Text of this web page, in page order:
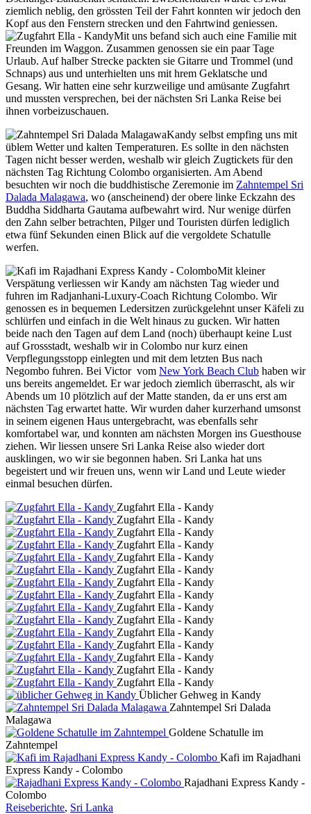
ziemlich neblig, den grössten Teil der Fahrt konnten wir jedoch den
Kopf aus den Fenstern strecken und den Fahrtwind geniessen.
Mit uns befand sich auch eine Familie mit
Freunden im Waggon. Zusammen genossen sie ein paar Tage
Urlaub. Auf halber Strecke packten sie Gitarre und Trommel (und
Schnaps) aus und unterhielten uns mit hrem Geklatsche und
Gesang. Wir hatten eine sehr kurzweilige und amüsante Zugfahrt
und mussten versprechen, bei der nächsten Sri Lanka Reise bei
ihnen vorbeizuschauen.
Kandy selbst empfing uns mit
üblem Wetter und kalten Temperaturen. Es sollte in den nächsten
Tagen nicht besser werden, weshalb wir gleich Zugtickets für den
nächsten Tag Richtung Colombo organisierten. Am Abend
besuchten wir noch die buddhistische Zeremonie im Zahntempel Sri
Dalada Malagawa, wo (anscheinend) der obere linke Eckzahn des
Buddha Siddharta Gautama aufbewahrt wird. Nur wenige dürfen
den Zahn selber betrachten, Pilger und Touristen dürfen lediglich
etwa fünf Sekunden einen Blick auf die vergoldete Schatulle
werfen.
Mit kleiner
Verspätung verliessen wir Kandy am nächsten Tag wieder und
fuhren im Radjanhani-Luxury-Coach Richtung Colombo. Wir
genossen es in bequemen Ledersitzen zurückgelehnt unser Käfeli zu
schlürfen und einfach in die Welt hinaus zu gucken. Wir hatten
beide nach den Tagen auf dem Land (noch) überhaupt keine Lust
auf Grossstadt, weshalb wir in Colombo nur kurz einen
Verpflegungsstopp einlegten und mit dem letzten Bus nach
Negombo fuhren. Bei Victor vom New York Beach Club haben wir
uns bereits angemeldet. Er war jedoch ziemlich überrascht, als wir
Abends um 10 plötzlich auf der Matte standen, da er uns erst am
nächsten Tag erwartet hatte. Wir wurden daher kurzerhand umsonst
in seinem eigenen Haus untergebracht, was ebenfalls sehr
komfortabel war, und konnten am nächsten Morgen ins Guesthouse
ziehen. Wir liessen unsere Sri Lanka Reise also wieder dort
ausklingen, wo wir sie begonnen haben. Sri Lanka hat uns
begeistert und wir freuen uns, wenn wir Land und Leute wieder
einmal besuchen dürfen.
Zugfahrt Ella - Kandy
Zugfahrt Ella - Kandy
Zugfahrt Ella - Kandy
Zugfahrt Ella - Kandy
Zugfahrt Ella - Kandy
Zugfahrt Ella - Kandy
Zugfahrt Ella - Kandy
Zugfahrt Ella - Kandy
Zugfahrt Ella - Kandy
Zugfahrt Ella - Kandy
Zugfahrt Ella - Kandy
Zugfahrt Ella - Kandy
Zugfahrt Ella - Kandy
Zugfahrt Ella - Kandy
Zugfahrt Ella - Kandy
Üblicher Gehweg in Kandy
Zahntempel Sri Dalada
Malagawa
Goldene Schatulle im
Zahntempel
Kafi im Rajadhani
Express Kandy - Colombo
Rajadhani Express Kandy -
Colombo
Reiseberichte, Sri Lanka